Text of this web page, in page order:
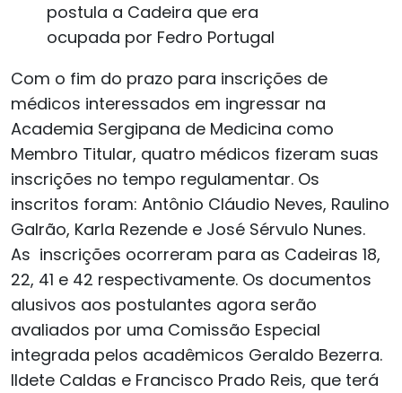
postula a Cadeira que era
ocupada por Fedro Portugal
Com o fim do prazo para inscrições de
médicos interessados em ingressar na
Academia Sergipana de Medicina como
Membro Titular, quatro médicos fizeram suas
inscrições no tempo regulamentar. Os
inscritos foram: Antônio Cláudio Neves, Raulino
Galrão, Karla Rezende e José Sérvulo Nunes.
As inscrições ocorreram para as Cadeiras 18,
22, 41 e 42 respectivamente. Os documentos
alusivos aos postulantes agora serão
avaliados por uma Comissão Especial
integrada pelos acadêmicos Geraldo Bezerra.
Ildete Caldas e Francisco Prado Reis, que terá